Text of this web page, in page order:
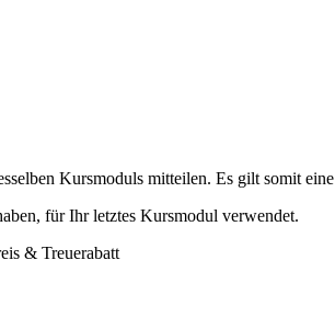
Kursmoduls mitteilen. Es gilt somit eine
für Ihr letztes Kursmodul verwendet.
& Treuerabatt